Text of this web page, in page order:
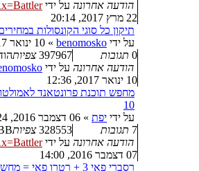
הודעה אחרונה על ידי
22 מרץ 2017, 20:14
תיקון כל סוגי הקונסולות
על ידי benomosko
» 10 ינואר 2017, 12:36
0 תגובות 397967 צפיות
הודעה אחרונה על ידי
10 ינואר 2017, 12:36
מחפש תוכנת פרונטאנד
10
על ידי יפת » 06 דצמבר 2016, 14:24
7 תגובות 328553 צפיות
הודעה אחרונה על ידי
07 דצמבר 2016, 14:00
רסברי פאי 3 + רטרו